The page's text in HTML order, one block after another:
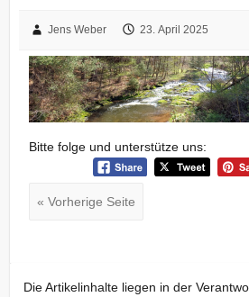
Jens Weber 23. April 2025
Bitte folge und unterstütze uns:
« Vorherige Seite
Die Artikelinhalte liegen in der